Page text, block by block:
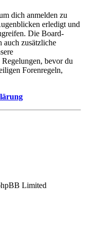
dich anmelden zu
erledigt und
Die Board-
auch zusätzliche
bevor du
Forenregeln,
Limited